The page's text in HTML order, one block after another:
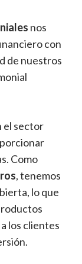
nos
con
de nuestros
el sector
Como
, tenemos
lo que
los clientes